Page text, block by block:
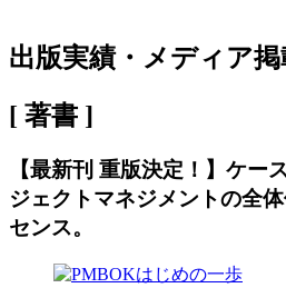
出版実績・メディア掲
[ 著書 ]
【最新刊 重版決定！】ケー
ジェクトマネジメントの全
センス。